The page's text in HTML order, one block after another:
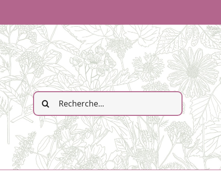
contenu
Rechercher: